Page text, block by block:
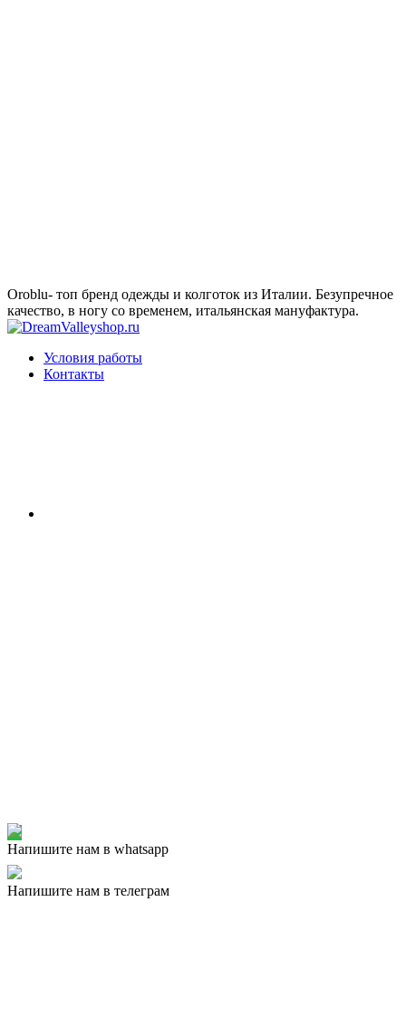
Oroblu- топ бренд одежды и колготок из Италии. Безупречное
качество, в ногу со временем, итальянская мануфактура.
Условия работы
Контакты
Напишите нам в whatsapp
Напишите нам в телеграм